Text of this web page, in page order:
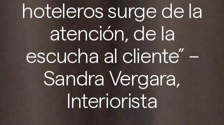
hoteleros surge de la
atención, de la
escucha al cliente” –
Sandra Vergara,
Interiorista